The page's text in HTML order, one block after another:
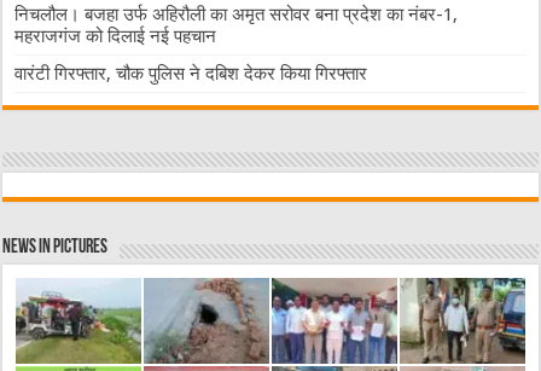
निचलौल। बजहा उर्फ अहिरौली का अमृत सरोवर बना प्रदेश का नंबर-1,
महराजगंज को दिलाई नई पहचान
वारंटी गिरफ्तार, चौक पुलिस ने दबिश देकर किया गिरफ्तार
News in Pictures